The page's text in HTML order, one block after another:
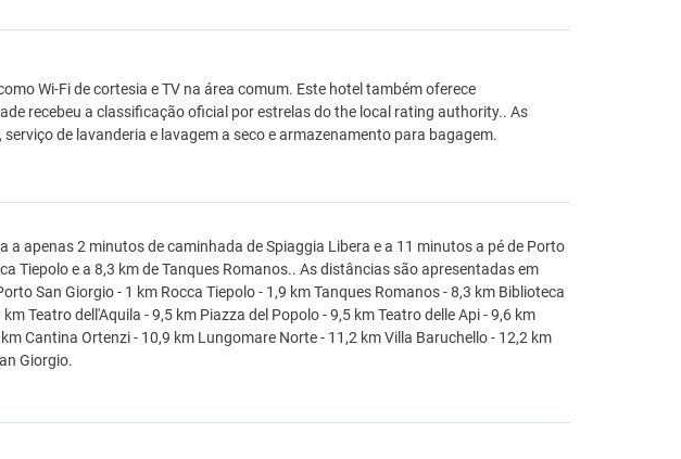
Wi-Fi de cortesia e TV na área comum. Este hotel também oferece
recebeu a classificação oficial por estrelas do the local rating authority.. As
de lavanderia e lavagem a seco e armazenamento para bagagem.
a apenas 2 minutos de caminhada de Spiaggia Libera e a 11 minutos a pé de Porto
Tiepolo e a 8,3 km de Tanques Romanos.. As distâncias são apresentadas em
San Giorgio - 1 km Rocca Tiepolo - 1,9 km Tanques Romanos - 8,3 km Biblioteca
Teatro dell'Aquila - 9,5 km Piazza del Popolo - 9,5 km Teatro delle Api - 9,6 km
Cantina Ortenzi - 10,9 km Lungomare Norte - 11,2 km Villa Baruchello - 12,2 km
Giorgio.